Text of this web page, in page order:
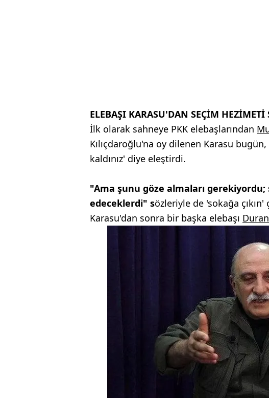
ELEBAŞI KARASU'DAN SEÇİM
İlk olarak sahneye PKK elebaşlarından
Kılıçdaroğlu'na oy dilenen Karasu
kaldınız' diye eleştirdi.
"Ama şunu göze almaları
edeceklerdi" sözleriyle de 'sokağa çıkın'
Karasu'dan sonra bir başka elebaşı